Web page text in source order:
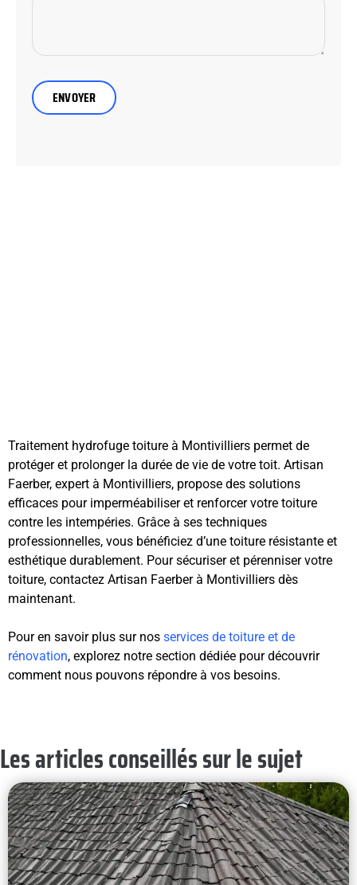
Traitement hydrofuge toiture à Montivilliers permet de
protéger et prolonger la durée de vie de votre toit. Artisan
Faerber, expert à Montivilliers, propose des solutions
efficaces pour imperméabiliser et renforcer votre toiture
contre les intempéries. Grâce à ses techniques
professionnelles, vous bénéficiez d’une toiture résistante et
esthétique durablement. Pour sécuriser et pérenniser votre
toiture, contactez Artisan Faerber à Montivilliers dès
maintenant.
Pour en savoir plus sur nos services de toiture et de
rénovation, explorez notre section dédiée pour découvrir
comment nous pouvons répondre à vos besoins.
Les articles conseillés sur le sujet